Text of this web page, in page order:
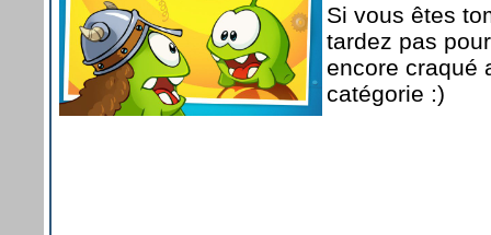
Si vous êtes
tardez pas
encore craqué
catégorie :)